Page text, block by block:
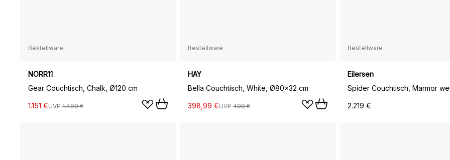
Bestellware
NORR11
Gear Couchtisch, Chalk, Ø120 cm
1.151 €UVP 1.499 €
Bestellware
HAY
Bella Couchtisch, White, Ø80x32 cm
398,99 €UVP 499 €
Bestellware
Eilersen
2.219 €